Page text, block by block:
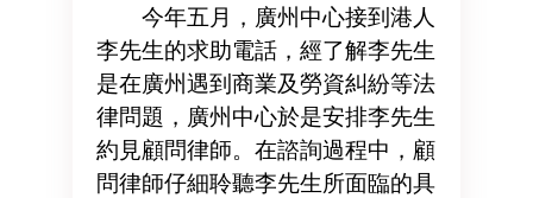
今年五月，廣州中心接到港人
李先生的求助電話，經了解李先生
是在廣州遇到商業及勞資糾紛等法
律問題，廣州中心於是安排李先生
約見顧問律師。在諮詢過程中，顧
問律師仔細聆聽李先生所面臨的具